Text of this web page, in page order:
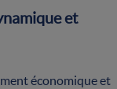
et
économique et